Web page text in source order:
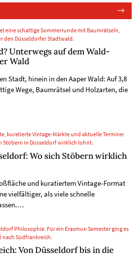
eine schattige Sommerrunde mit Baumrätseln,
den Düsseldorfer Stadtwald.
Unterwegs auf dem Wald-
Wald
Stadt, hinein in den Aaper Wald: Auf 3,8
Wege, Baumrätsel und Holzarten, die
kuratierte Vintage-Märkte und aktuelle Termine:
Stöbern in Düsseldorf wirklich lohnt.
Wo sich Stöbern wirklich
und kuratiertem Vintage-Format
vielfältiger, als viele schnelle
Philosophie. Für ein Erasmus-Semester ging es
nach Südfrankreich.
Von Düsseldorf bis in die